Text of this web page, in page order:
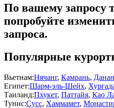
По вашему запросу
попробуйте
запроса.
Популярные
Вьетнам:Нячанг, Камрань,
Египет:Шарм-эль-Шейх,
Таиланд:Пхукет, Паттайя, Као
Тунис:Сусс, Хаммамет,